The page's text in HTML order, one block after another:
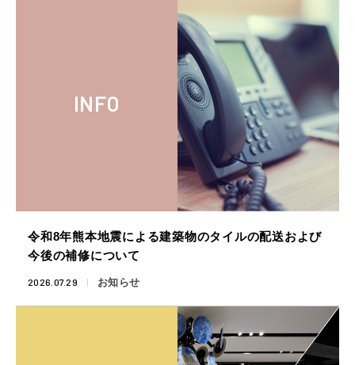
INFO
令和8年熊本地震による建築物のタイルの配送および
今後の補修について
2026.07.29 お知らせ